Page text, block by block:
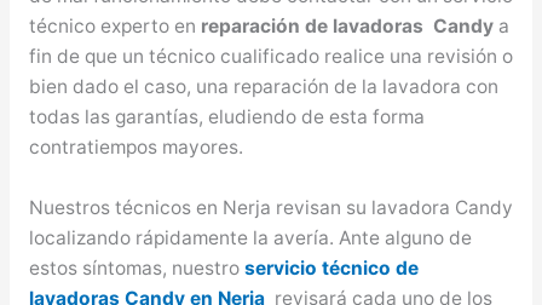
técnico experto en reparación de lavadoras Candya
fin de que un técnico cualificado realice una revisión o
bien dado el caso, una reparación de la lavadora con
todas las garantías, eludiendo de esta forma
contratiempos mayores.
Nuestros técnicos en Nerja revisan su lavadora Candy
localizando rápidamente la avería. Ante alguno de
estos síntomas, nuestro servicio técnico de
lavadoras Candy en Nerja revisará cada uno de los